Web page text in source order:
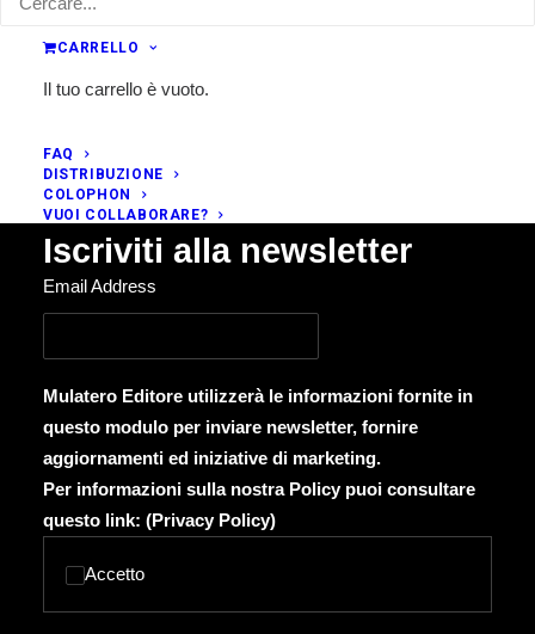
CARRELLO
Il tuo carrello è vuoto.
FAQ
DISTRIBUZIONE
COLOPHON
VUOI COLLABORARE?
Iscriviti alla newsletter
Email Address
Mulatero Editore utilizzerà le informazioni fornite in
questo modulo per inviare newsletter, fornire
aggiornamenti ed iniziative di marketing.
Per informazioni sulla nostra Policy puoi consultare
questo link: (Privacy Policy)
Accetto